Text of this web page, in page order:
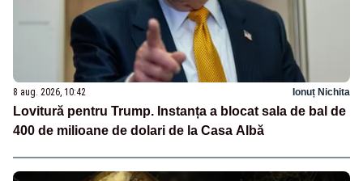
8 aug. 2026, 10:42 Ionuț Nichita
Lovitură pentru Trump. Instanța a blocat sala de bal de
400 de milioane de dolari de la Casa Albă